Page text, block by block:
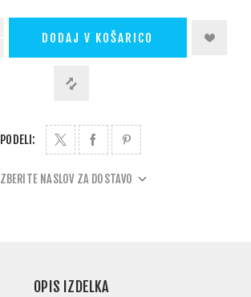
DODAJ V KOŠARICO
PODELI:
IZBERITE NASLOV ZA DOSTAVO
OPIS IZDELKA